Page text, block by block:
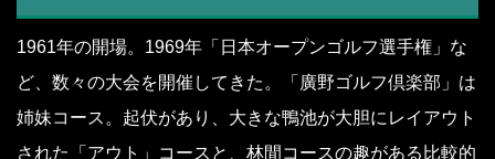
1961年の開場。1969年「日本オープンゴルフ選手権」な
ど、数々の大会を開催してきた。「廣野ゴルフ倶楽部」は
姉妹コース。起伏があり、大きな鴨池が大胆にレイアウト
された「アウト」コースと、林間コースの趣がある比較的